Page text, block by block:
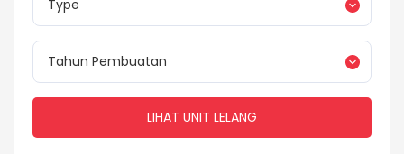
LIHAT UNIT LELANG